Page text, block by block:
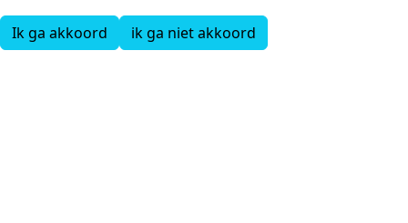
Ik ga akkoord ik ga niet akkoord